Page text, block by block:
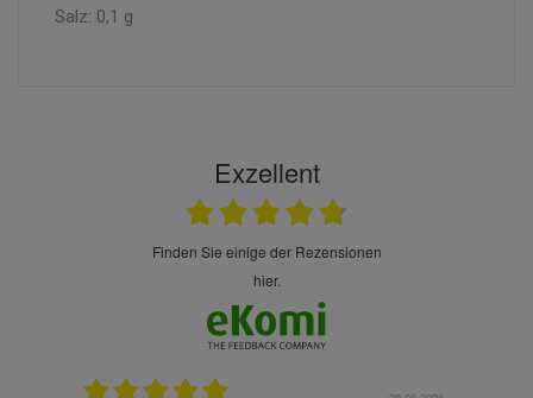
Salz: 0,1 g
Exzellent
finden Sie einige der Rezensionen
hier.